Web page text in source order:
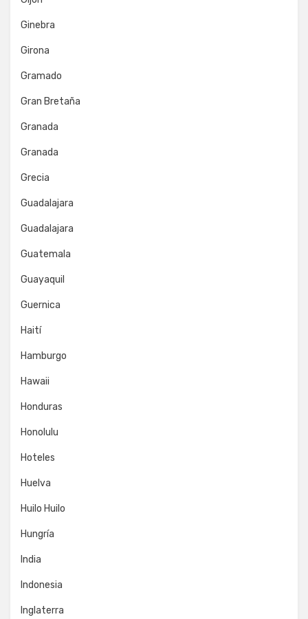
Ginebra
Girona
Gramado
Gran Bretaña
Granada
Granada
Grecia
Guadalajara
Guadalajara
Guatemala
Guayaquil
Guernica
Haití
Hamburgo
Hawaii
Honduras
Honolulu
Hoteles
Huelva
Huilo Huilo
Hungría
India
Indonesia
Inglaterra